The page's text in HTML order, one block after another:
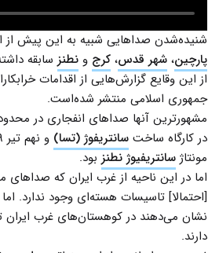
شنیده‌شدن صداهایی شبیه به این پیش از
پارچین، شهر قدس، کرج و نطنز سابقه
از این وقایع گزارش‌هایی از اقدامات
جمهوری اسلامی منتشر شده‌‌است.
در کارگاه ساخت سانتریفوژ (تسا)
مونتاژ سانتریفیوژ نطنز بود.
اما در این ناحیه از غرب ایران که
[احتمالا] تاسیسات هسته‌ای وجود ندارد.
نشان می‌دهند در کوهستان‌های غرب ایران
دارند.